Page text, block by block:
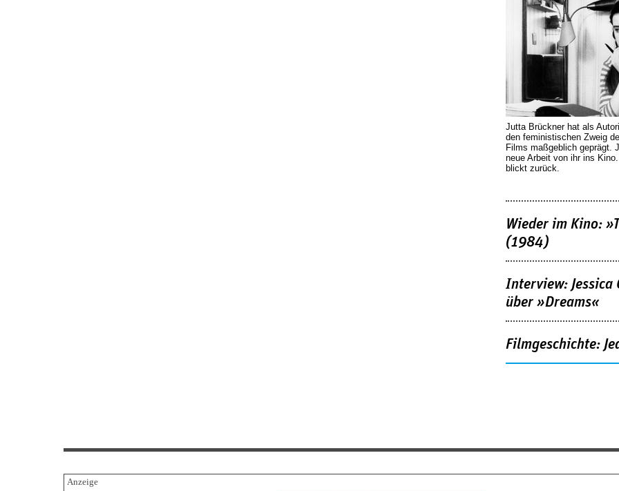
Jutta Brückner hat als
den feministischen Zweig
Films maßgeblich geprägt.
neue Arbeit von ihr ins
blickt zurück.
Wieder im Kino:
(1984)
Interview: Jessica
über »Dreams«
Filmgeschichte: